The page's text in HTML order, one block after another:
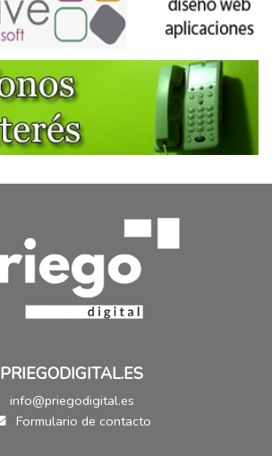
PRIEGODIGITAL.ES
info@priegodigital.es
Formulario de contacto